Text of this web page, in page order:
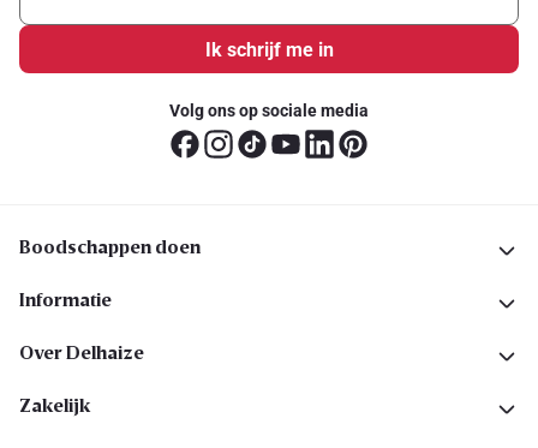
Ik schrijf me in
Volg ons op sociale media
Boodschappen doen
Informatie
Over Delhaize
Zakelijk